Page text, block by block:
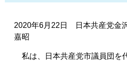
2020年6月22日 日本共産党
嘉昭
私は、日本共産党市議員団を